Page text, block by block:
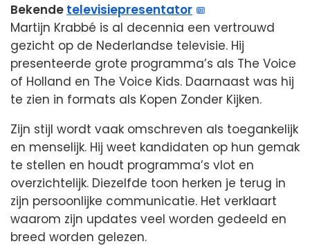
Bekende televisiepresentator
Martijn Krabbé is al decennia een vertrouwd
gezicht op de Nederlandse televisie. Hij
presenteerde grote programma’s als The Voice
of Holland en The Voice Kids. Daarnaast was hij
te zien in formats als Kopen Zonder Kijken.
Zijn stijl wordt vaak omschreven als toegankelijk
en menselijk. Hij weet kandidaten op hun gemak
te stellen en houdt programma’s vlot en
overzichtelijk. Diezelfde toon herken je terug in
zijn persoonlijke communicatie. Het verklaart
waarom zijn updates veel worden gedeeld en
breed worden gelezen.